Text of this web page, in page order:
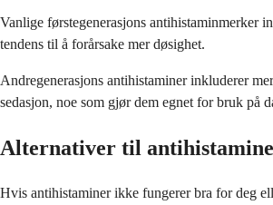
Vanlige førstegenerasjons antihistaminmerker
tendens til å forårsake mer døsighet.
Andregenerasjons antihistaminer inkluderer
sedasjon, noe som gjør dem egnet for bruk på
Alternativer til
Hvis antihistaminer ikke fungerer bra for deg